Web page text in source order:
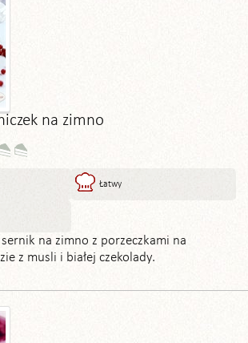
na zimno
Łatwy
na zimno z porzeczkami na
z musli i białej czekolady.